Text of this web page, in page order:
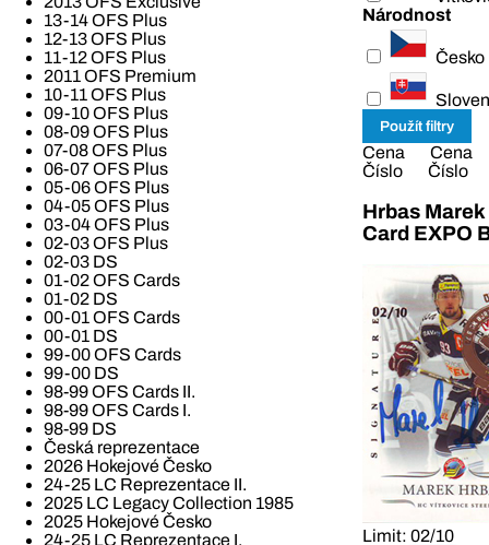
13-14 OFS Plus
12-13 OFS Plus
11-12 OFS Plus
2011 OFS Premium
10-11 OFS Plus
09-10 OFS Plus
08-09 OFS Plus
07-08 OFS Plus
06-07 OFS Plus
05-06 OFS Plus
04-05 OFS Plus
03-04 OFS Plus
02-03 OFS Plus
02-03 DS
01-02 OFS Cards
01-02 DS
00-01 OFS Cards
00-01 DS
99-00 OFS Cards
99-00 DS
98-99 OFS Cards II.
98-99 OFS Cards I.
98-99 DS
Česká reprezentace
2026 Hokejové Česko
24-25 LC Reprezentace II.
2025 LC Legacy Collection 1985
2025 Hokejové Česko
24-25 LC Reprezentace I.
Národnost
Česko
Cena
Cena
Číslo
Číslo
Hrbas
Card EXPO
Limit: 02/10